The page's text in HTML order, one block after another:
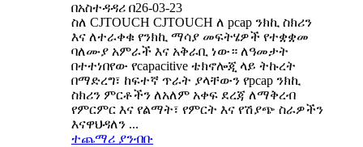
በአስተዳዳሪ በ26-03-23
ስለ CJTOUCH CJTOUCH ለ pcap ንክኪ ስክሪን
እና ለተራቀቁ የንክኪ ማሳያ መፍትሄዎች የተቋቋመ
ባለሙያ አምራች እና አቅራቢ ነው። ለዓመታት
በተተነበየው የcapacitive ቴክኖሎጂ ላይ ትኩረት
በማድረግ፣ ከፍተኛ ጥራት ያላቸውን የpcap ንክኪ
ስክሪን ምርቶችን ለአለም አቀፍ ደረጃ ለማቅረብ
የምርምር እና የልማት፣ የምርት እና የሽያጭ ስራዎችን
እናዋህዳለን ...
ተጨማሪ ያንብቡ